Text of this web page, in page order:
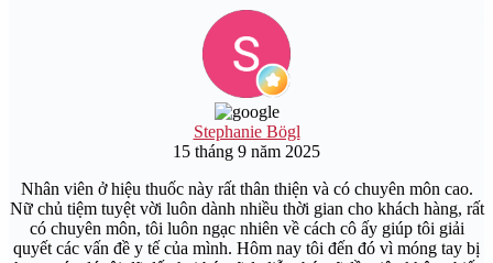
Stephanie Bögl
15 tháng 9 năm 2025
Nhân viên ở hiệu thuốc này rất thân thiện và có chuyên môn cao.
Nữ chủ tiệm tuyệt vời luôn dành nhiều thời gian cho khách hàng, rất
có chuyên môn, tôi luôn ngạc nhiên về cách cô ấy giúp tôi giải
quyết các vấn đề y tế của mình. Hôm nay tôi đến đó vì móng tay bị